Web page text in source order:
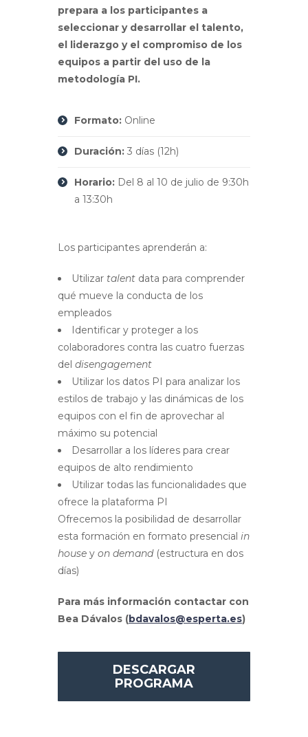
prepara a los participantes a
seleccionar y desarrollar el talento,
el liderazgo y el compromiso de los
equipos a partir del uso de la
metodología PI.
Formato: Online
Duración: 3 días (12h)
Horario: Del 8 al 10 de julio de 9:30h
a 13:30h
Los participantes aprenderán a:
Utilizar talent data para comprender
qué mueve la conducta de los
empleados
Identificar y proteger a los
colaboradores contra las cuatro fuerzas
del disengagement
Utilizar los datos PI para analizar los
estilos de trabajo y las dinámicas de los
equipos con el fin de aprovechar al
máximo su potencial
Desarrollar a los líderes para crear
equipos de alto rendimiento
Utilizar todas las funcionalidades que
ofrece la plataforma PI
Ofrecemos la posibilidad de desarrollar
esta formación en formato presencial in
house y on demand(estructura en dos
días)
Para más información contactar con
Bea Dávalos (bdavalos@esperta.es)
DESCARGAR
PROGRAMA